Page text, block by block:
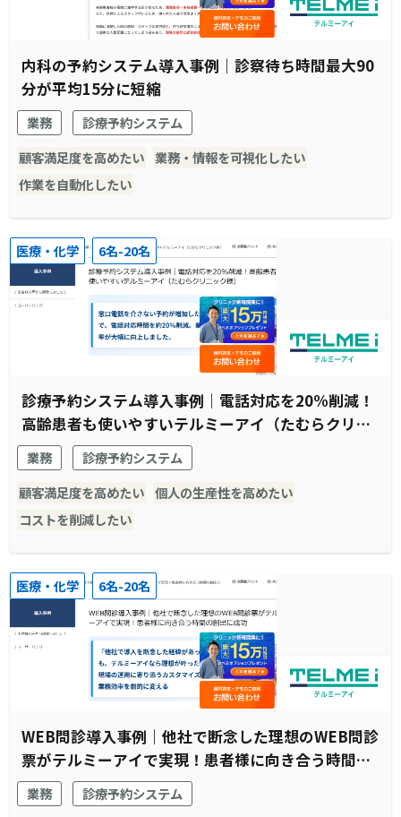
内科の予約システム導入事例｜診察待ち時間最大90
分が平均15分に短縮
業務
診療予約システム
顧客満足度を高めたい 業務・情報を可視化したい
作業を自動化したい
医療・化学 6名-20名
診療予約システム導入事例｜電話対応を20%削減！
高齢患者も使いやすいテルミーアイ（たむらクリニ
ック様）
業務
診療予約システム
顧客満足度を高めたい 個人の生産性を高めたい
コストを削減したい
医療・化学 6名-20名
WEB問診導入事例｜他社で断念した理想のWEB問診
票がテルミーアイで実現！患者様に向き合う時間の
創出に成功
業務
診療予約システム